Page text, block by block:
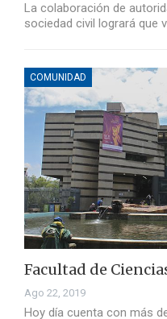
La colaboración de
sociedad civil logrará que
COMUNIDAD
Facultad de
Ago 22, 2019
Hoy día cuenta con más